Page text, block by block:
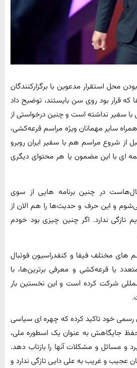
محل استقرار مدعوین با برگزارکنندگان
که قرار بود روی سن بایستند، توضیح داد
با سفیر نداشته است و چنین درخواستی از
سایر مهمانان ویژه مراسم قرعه‌کشی،
شروع مراسم هم با سفیر ایران روبرو
ای با این مضمون یا هر محتوای دیگری
در چنین برنامه هایی از سوی
و این حرف و حدیث‌ها را هم الان از
تازگی ندارد. اگر چنین چیزی بود خودم
های مختلف فیفا و کنفدراسیون فوتبال
یا قرعه‌کشی و معرفی برترین‌ها، با
شرکت کرده است و این نخستین بار
رسمی خود تاکید کرده که چهره ای سیاسی
جایگاهش به عنوان یک اسطوره ملی،
و مسائل و مشکلات آنها را بازتاب دهد.
و غریب به علی دایی تازگی ندارد و